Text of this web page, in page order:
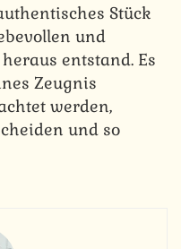
Stück
und
entstand. Es
Zeugnis
werden,
und so